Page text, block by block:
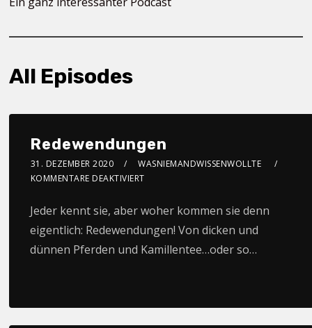
All Episodes
Redewendungen
31. DEZEMBER 2020
WASNIEMANDWISSENWOLLTE
KOMMENTARE DEAKTIVIERT
Jeder kennt sie, aber woher kommen sie denn
eigentlich: Redewendungen! Von dicken und
dünnen Pferden und Kamillentee…oder so…